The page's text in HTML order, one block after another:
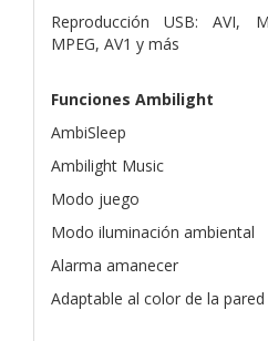
Reproducción USB: AVI,
MPEG, AV1 y más
Funciones Ambilight
AmbiSleep
Ambilight Music
Modo juego
Modo iluminación ambiental
Alarma amanecer
Adaptable al color de la pared